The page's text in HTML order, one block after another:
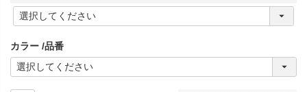
(
カラー 品番